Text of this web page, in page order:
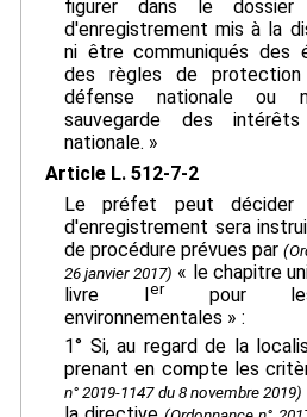
figurer dans le
d'enregistrement mis à la
ni être communiqués des
des règles de
défense nationale ou
sauvegarde des
nationale. »
Article L. 512-7-2
Le préfet peut décider
d'enregistrement sera
de procédure prévues par
26 janvier 2017) « le chapitre
livre I
er
pour les
environnementales » :
1° Si, au regard de la
prenant en compte les
n° 2019-1147 du 8 novembre 2019)